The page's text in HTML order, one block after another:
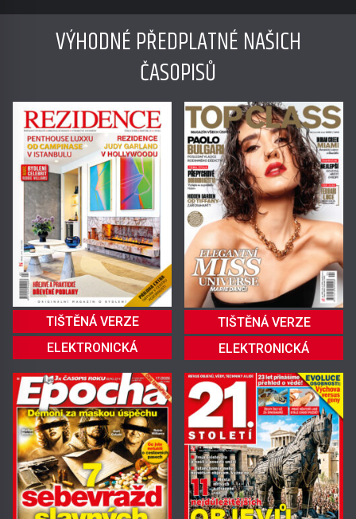
VÝHODNÉ PŘEDPLATNÉ NAŠICH
ČASOPISŮ
TIŠTĚNÁ VERZE
ELEKTRONICKÁ
TIŠTĚNÁ VERZE
ELEKTRONICKÁ